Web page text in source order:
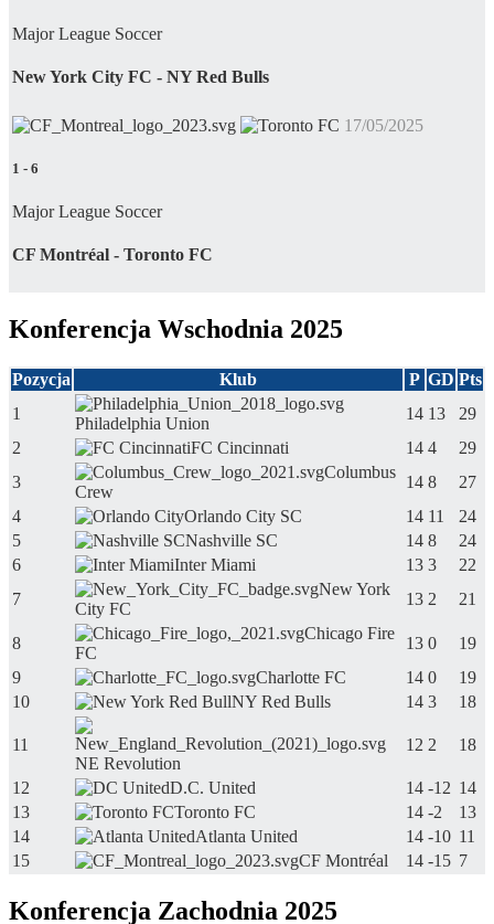
Major League Soccer
New York City FC - NY Red Bulls
17/05/2025
1 - 6
Major League Soccer
CF Montréal - Toronto FC
Konferencja Wschodnia 2025
Pozycja Klub P GD Pts
1
Philadelphia Union
14 13
29
2
FC Cincinnati 14 4
29
3
Columbus
Crew
14 8
27
4
Orlando City SC 14 11
24
5
Nashville SC 14 8
24
6
Inter Miami 13 3
22
7
New York
City FC
13 2 21
8
Chicago Fire
FC
13 0
19
9
Charlotte FC 14 0
19
10
NY Red Bulls 14 3 18
11
NE Revolution
12 2 18
12 D.C. United 14 -12 14
13
Toronto FC 14 -2
13
14
Atlanta United 14 -10 11
15
CF Montréal 14 -15 7
Konferencja Zachodnia 2025